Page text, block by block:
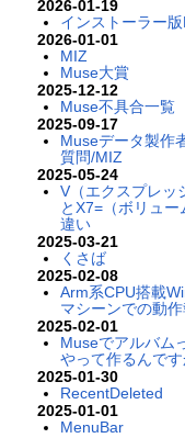
2026-01-19
インストーラー
2026-01-01
MIZ
Muse大賞
2025-12-12
Muse不具合一覧
2025-09-17
Museデータ製作
質問/MIZ
2025-05-24
V（エクスプレッ
とX7=（ボリュー
違い
2025-03-21
くさば
2025-02-08
Arm系CPU搭載
マシーンでの動
2025-02-01
Museでアルバム
やって作るんで
2025-01-30
RecentDeleted
2025-01-01
MenuBar